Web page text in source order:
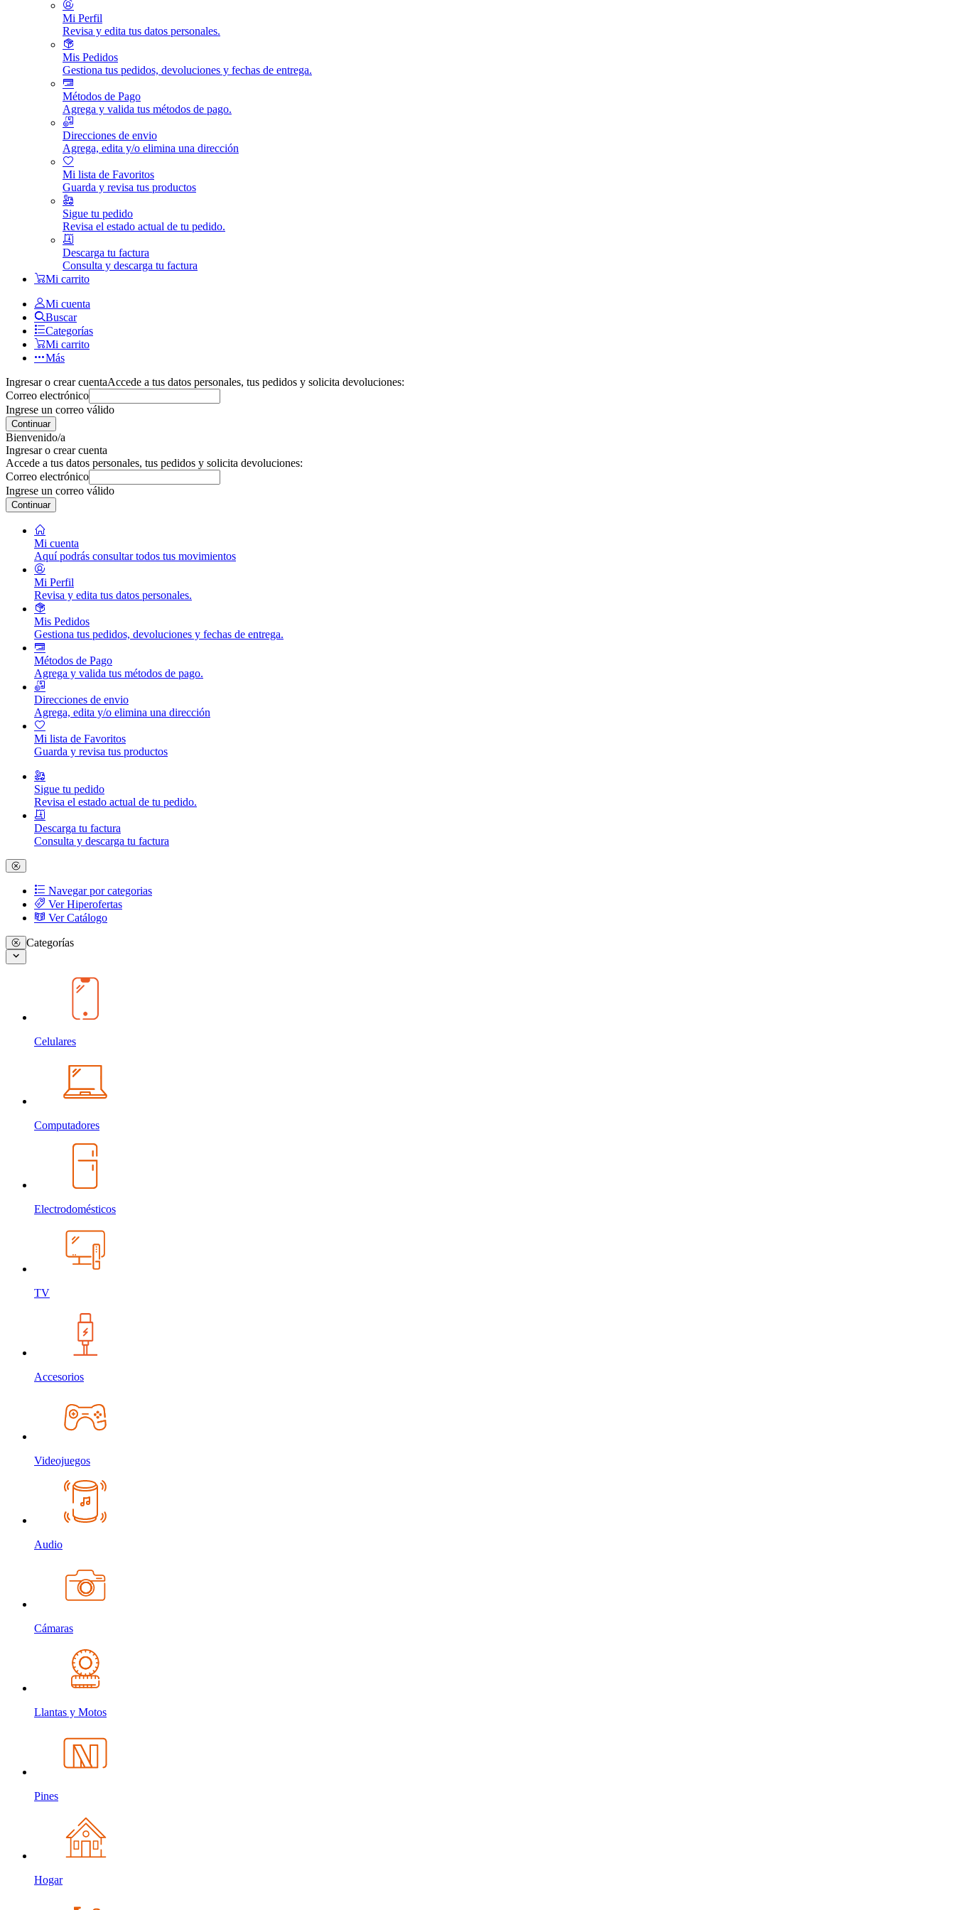
Mi Perfil
Revisa y edita tus datos personales.
Mis Pedidos
Gestiona tus pedidos, devoluciones y fechas de entrega.
Métodos de Pago
Agrega y valida tus métodos de pago.
Direcciones de envio
Agrega, edita y/o elimina una dirección
Mi lista de Favoritos
Guarda y revisa tus productos
Sigue tu pedido
Revisa el estado actual de tu pedido.
Descarga tu factura
Consulta y descarga tu factura
Mi carrito
Mi cuenta
Buscar
Categorías
Mi carrito
Más
Ingresar o crear cuentaAccede a tus datos personales, tus pedidos y solicita devoluciones:
Correo electrónico
Ingrese un correo válido
Continuar
Bienvenido/a
Ingresar o crear cuenta
Accede a tus datos personales, tus pedidos y solicita devoluciones:
Correo electrónico
Ingrese un correo válido
Continuar
Mi cuenta
Aquí podrás consultar todos tus movimientos
Mi Perfil
Revisa y edita tus datos personales.
Mis Pedidos
Gestiona tus pedidos, devoluciones y fechas de entrega.
Métodos de Pago
Agrega y valida tus métodos de pago.
Direcciones de envio
Agrega, edita y/o elimina una dirección
Mi lista de Favoritos
Guarda y revisa tus productos
Sigue tu pedido
Revisa el estado actual de tu pedido.
Descarga tu factura
Consulta y descarga tu factura
Navegar por categorias
Ver Hiperofertas
Ver Catálogo
Categorías
Celulares
Computadores
Electrodomésticos
TV
Accesorios
Videojuegos
Audio
Cámaras
Llantas y Motos
Pines
Hogar